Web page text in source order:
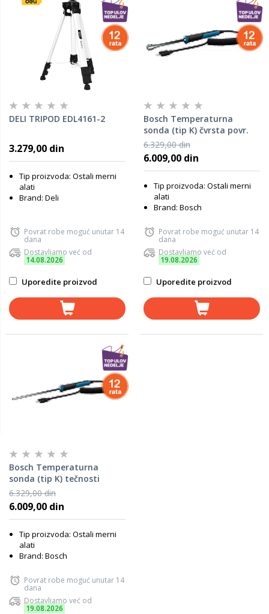
DELI TRIPOD EDL4161-2
3.279,00 din
Tip proizvoda: Ostali merni
alati
Brand: Deli
Povrat robe moguć unutar 14
dana
Dostavljamo već od
14.08.2026
Uporedite proizvod
Bosch Temperaturna
sonda (tip K) čvrsta povr.
1600A038D6
6.329,00 din
6.009,00 din
Tip proizvoda: Ostali merni
alati
Brand: Bosch
Povrat robe moguć unutar 14
dana
Dostavljamo već od
19.08.2026
Uporedite proizvod
Bosch Temperaturna
sonda (tip K) tečnosti
1600A038DA
6.329,00 din
6.009,00 din
Tip proizvoda: Ostali merni
alati
Brand: Bosch
Povrat robe moguć unutar 14
dana
Dostavljamo već od
19.08.2026